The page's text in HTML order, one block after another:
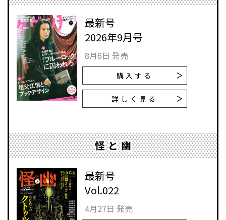
最新号
2026年9月号
8月6日 発売
購入する
詳しく見る
怪と幽
最新号
Vol.022
4月27日 発売